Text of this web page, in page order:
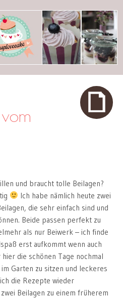
und braucht tolle Beilagen?
Ich habe nämlich heute zwei
die sehr einfach sind und
Beide passen perfekt zu
als nur Beiwerk – ich finde
erst aufkommt wenn auch
die schönen Tage nochmal
Garten zu sitzen und leckeres
die Rezepte wieder
Beilagen zu einem früherem